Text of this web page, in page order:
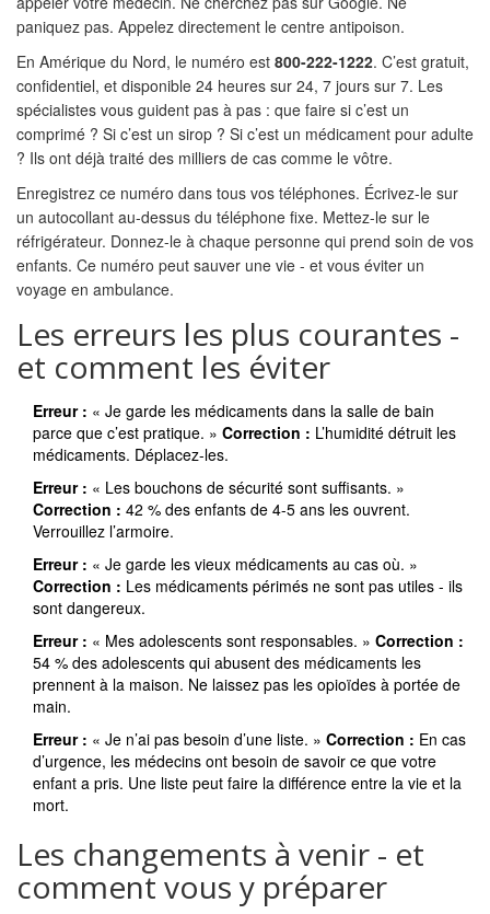
paniquez pas. Appelez directement le centre antipoison.
En Amérique du Nord, le numéro est 800-222-1222. C’est gratuit,
confidentiel, et disponible 24 heures sur 24, 7 jours sur 7. Les
spécialistes vous guident pas à pas : que faire si c’est un
comprimé ? Si c’est un sirop ? Si c’est un médicament pour adulte
? Ils ont déjà traité des milliers de cas comme le vôtre.
Enregistrez ce numéro dans tous vos téléphones. Écrivez-le sur
un autocollant au-dessus du téléphone fixe. Mettez-le sur le
réfrigérateur. Donnez-le à chaque personne qui prend soin de vos
enfants. Ce numéro peut sauver une vie - et vous éviter un
voyage en ambulance.
Les erreurs les plus courantes -
et comment les éviter
Erreur : « Je garde les médicaments dans la salle de bain
parce que c’est pratique. » Correction : L’humidité détruit les
médicaments. Déplacez-les.
Erreur : « Les bouchons de sécurité sont suffisants. »
Correction : 42 % des enfants de 4-5 ans les ouvrent.
Verrouillez l’armoire.
Erreur : « Je garde les vieux médicaments au cas où. »
Correction : Les médicaments périmés ne sont pas utiles - ils
sont dangereux.
Erreur : « Mes adolescents sont responsables. » Correction :
54 % des adolescents qui abusent des médicaments les
prennent à la maison. Ne laissez pas les opioïdes à portée de
main.
Erreur : « Je n’ai pas besoin d’une liste. » Correction : En cas
d’urgence, les médecins ont besoin de savoir ce que votre
enfant a pris. Une liste peut faire la différence entre la vie et la
mort.
Les changements à venir - et
comment vous y préparer